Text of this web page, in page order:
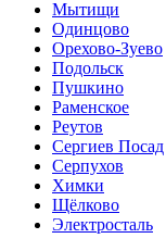
Мытищи
Одинцово
Орехово-Зуево
Подольск
Пушкино
Раменское
Реутов
Сергиев Посад
Серпухов
Химки
Щёлково
Электросталь